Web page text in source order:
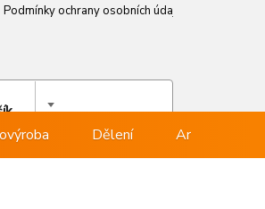
Podmínky ochrany osobních údajů
Dělení Armovna